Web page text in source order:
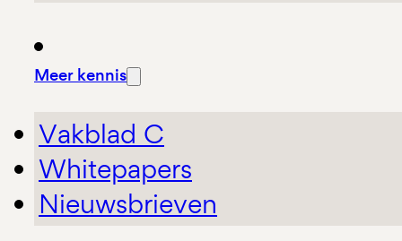
Meer kennis
Vakblad C
Whitepapers
Nieuwsbrieven